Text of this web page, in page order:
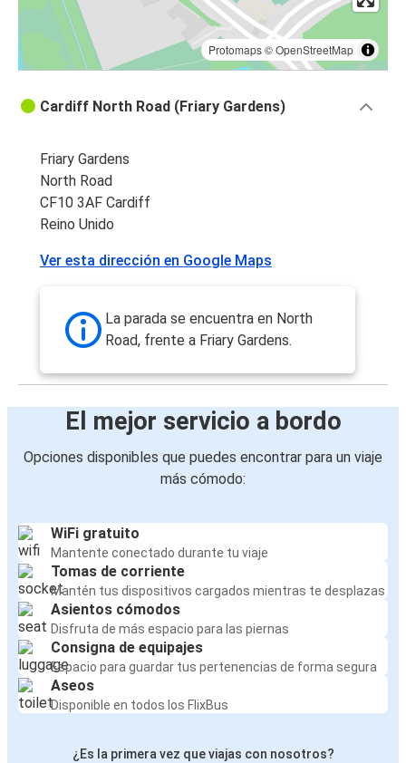
Protomaps©OpenStreetMap
Cardiff North Road (Friary Gardens)
Friary Gardens
North Road
CF10 3AF Cardiff
Reino Unido
Ver esta dirección en Google Maps
La parada se encuentra en North
Road, frente a Friary Gardens.
El mejor servicio a bordo
Opciones disponibles que puedes encontrar para un viaje
más cómodo:
WiFi gratuito
Mantente conectado durante tu viaje
Tomas de corriente
Mantén tus dispositivos cargados mientras te desplazas
Asientos cómodos
Disfruta de más espacio para las piernas
Consigna de equipajes
Espacio para guardar tus pertenencias de forma segura
Aseos
Disponible en todos los FlixBus
¿Es la primera vez que viajas con nosotros?